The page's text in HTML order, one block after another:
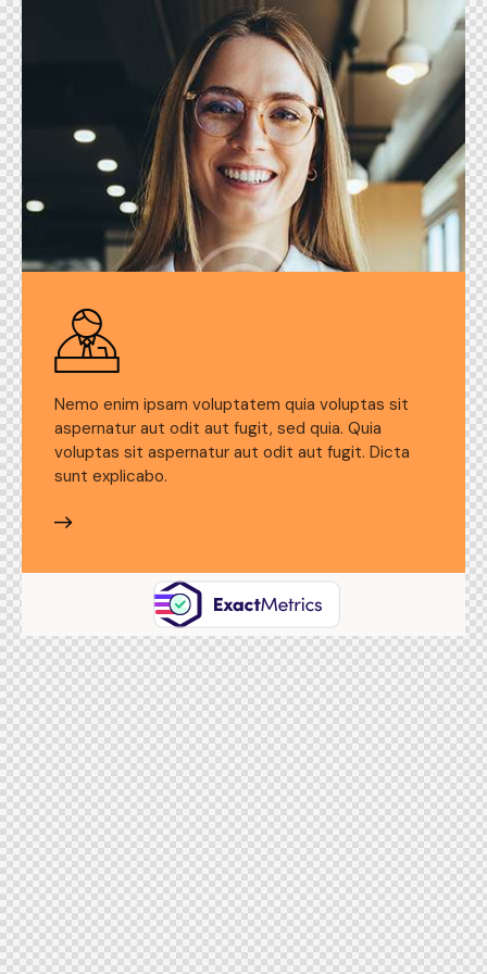
Nemo enim ipsam voluptatem quia voluptas sit
aspernatur aut odit aut fugit, sed quia. Quia
voluptas sit aspernatur aut odit aut fugit. Dicta
sunt explicabo.